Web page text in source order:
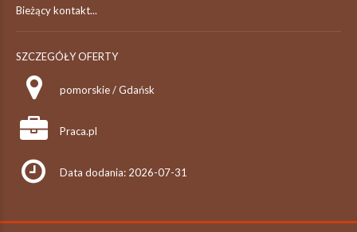
Bieżący kontakt...
SZCZEGÓŁY OFERTY
pomorskie / Gdańsk
Praca.pl
Data dodania: 2026-07-31